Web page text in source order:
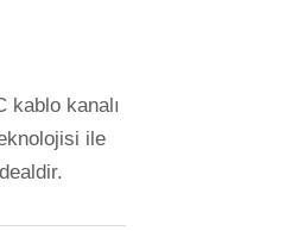
kanalı
ile